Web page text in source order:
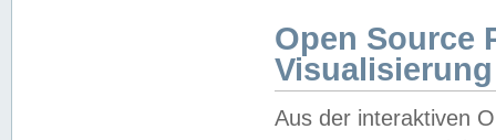
Open Source
Visualisierung
Aus der interaktiven